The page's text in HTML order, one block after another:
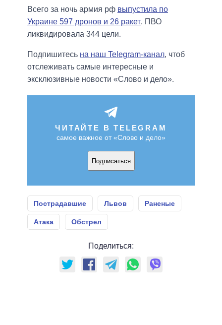
Всего за ночь армия рф выпустила по
Украине 597 дронов и 26 ракет. ПВО
ликвидировала 344 цели.
Подпишитесь на наш Telegram-канал, чтоб
отслеживать самые интересные и
эксклюзивные новости «Слово и дело».
ЧИТАЙТЕ В TELEGRAM
самое важное от «Слово и дело»
Подписаться
Пострадавшие Львов Раненые
Атака Обстрел
Поделиться: